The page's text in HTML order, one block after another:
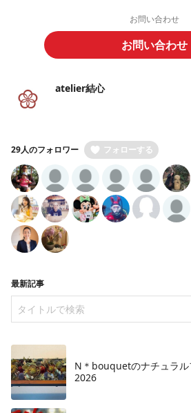
お問い合わせ
お問い合わせ
atelier結心
29人のフォロワー フォローする
最新記事
N＊bouquetのナチュラ
2026